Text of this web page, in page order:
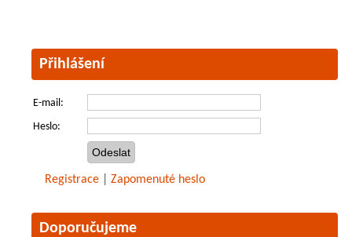
Přihlášení
E-mail:
Heslo:
Registrace Zapomenuté heslo
Doporučujeme